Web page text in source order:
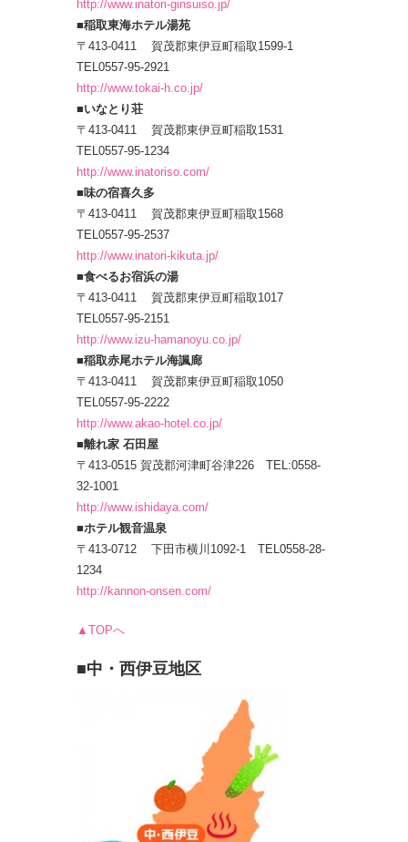
http://www.inatori-ginsuiso.jp/
■稲取東海ホテル湯苑
〒413-0411 賀茂郡東伊豆町稲取1599-1
TEL0557-95-2921
http://www.tokai-h.co.jp/
■いなとり荘
〒413-0411 賀茂郡東伊豆町稲取1531
TEL0557-95-1234
http://www.inatoriso.com/
■味の宿喜久多
〒413-0411 賀茂郡東伊豆町稲取1568
TEL0557-95-2537
http://www.inatori-kikuta.jp/
■食べるお宿浜の湯
〒413-0411 賀茂郡東伊豆町稲取1017
TEL0557-95-2151
http://www.izu-hamanoyu.co.jp/
■稲取赤尾ホテル海諷廊
〒413-0411 賀茂郡東伊豆町稲取1050
TEL0557-95-2222
http://www.akao-hotel.co.jp/
■離れ家 石田屋
〒413-0515 賀茂郡河津町谷津226 TEL:0558-
32-1001
http://www.ishidaya.com/
■ホテル観音温泉
〒413-0712 下田市横川1092-1 TEL0558-28-
1234
http://kannon-onsen.com/
▲TOPへ
■中・西伊豆地区